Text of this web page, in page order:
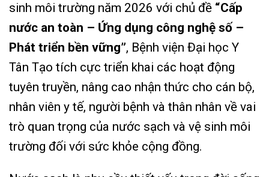
sinh môi trường năm 2026 với chủ đề “Cấp
nước an toàn – Ứng dụng công nghệ số –
Phát triển bền vững”, Bệnh viện Đại học Y
Tân Tạo tích cực triển khai các hoạt động
tuyên truyền, nâng cao nhận thức cho cán bộ,
nhân viên y tế, người bệnh và thân nhân về vai
trò quan trọng của nước sạch và vệ sinh môi
trường đối với sức khỏe cộng đồng.